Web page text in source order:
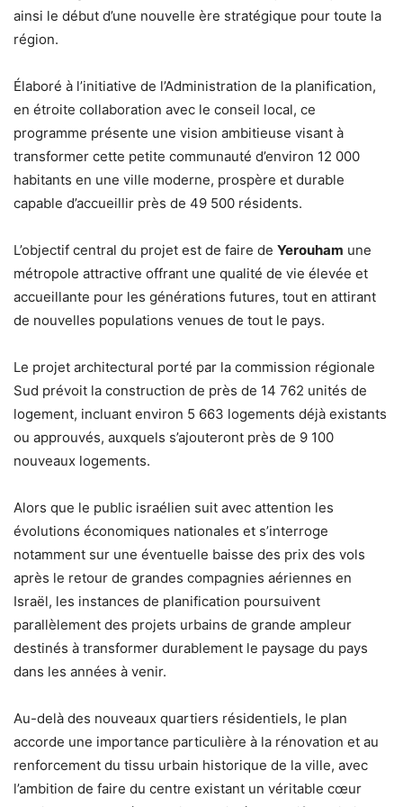
ainsi le début d’une nouvelle ère stratégique pour toute la
région.
Élaboré à l’initiative de l’Administration de la planification,
en étroite collaboration avec le conseil local, ce
programme présente une vision ambitieuse visant à
transformer cette petite communauté d’environ 12 000
habitants en une ville moderne, prospère et durable
capable d’accueillir près de 49 500 résidents.
L’objectif central du projet est de faire de Yerouham une
métropole attractive offrant une qualité de vie élevée et
accueillante pour les générations futures, tout en attirant
de nouvelles populations venues de tout le pays.
Le projet architectural porté par la commission régionale
Sud prévoit la construction de près de 14 762 unités de
logement, incluant environ 5 663 logements déjà existants
ou approuvés, auxquels s’ajouteront près de 9 100
nouveaux logements.
Alors que le public israélien suit avec attention les
évolutions économiques nationales et s’interroge
notamment sur une éventuelle baisse des prix des vols
après le retour de grandes compagnies aériennes en
Israël, les instances de planification poursuivent
parallèlement des projets urbains de grande ampleur
destinés à transformer durablement le paysage du pays
dans les années à venir.
Au-delà des nouveaux quartiers résidentiels, le plan
accorde une importance particulière à la rénovation et au
renforcement du tissu urbain historique de la ville, avec
l’ambition de faire du centre existant un véritable cœur